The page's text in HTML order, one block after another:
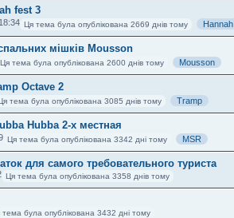
fest 3
Ця тема була опублікована 2669 днів тому Hannah
мішків Mousson
Ця тема була опублікована 2600 днів тому Mousson
Octave 2
тема була опублікована 3085 днів тому Tramp
Hubba 2-х местная
Ця тема була опублікована 3342 дні тому MSR
для самого требовательного туриста
Ця тема була опублікована 3358 днів тому
тема була опублікована 3432 дні тому